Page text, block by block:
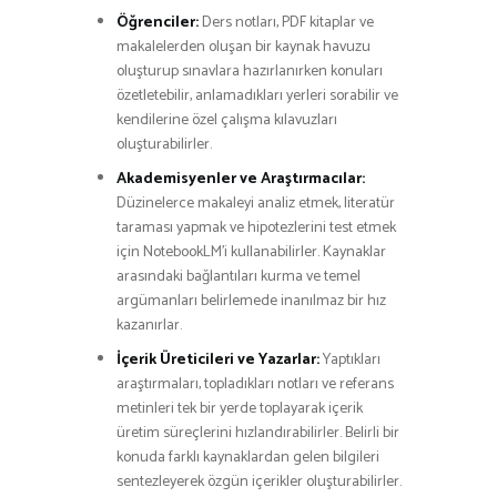
Öğrenciler:Ders notları, PDF kitaplar ve
makalelerden oluşan bir kaynak havuzu
oluşturup sınavlara hazırlanırken konuları
özetletebilir, anlamadıkları yerleri sorabilir ve
kendilerine özel çalışma kılavuzları
oluşturabilirler.
Akademisyenler ve Araştırmacılar:
Düzinelerce makaleyi analiz etmek, literatür
taraması yapmak ve hipotezlerini test etmek
için NotebookLM’i kullanabilirler. Kaynaklar
arasındaki bağlantıları kurma ve temel
argümanları belirlemede inanılmaz bir hız
kazanırlar.
İçerik Üreticileri ve Yazarlar:Yaptıkları
araştırmaları, topladıkları notları ve referans
metinleri tek bir yerde toplayarak içerik
üretim süreçlerini hızlandırabilirler. Belirli bir
konuda farklı kaynaklardan gelen bilgileri
sentezleyerek özgün içerikler oluşturabilirler.